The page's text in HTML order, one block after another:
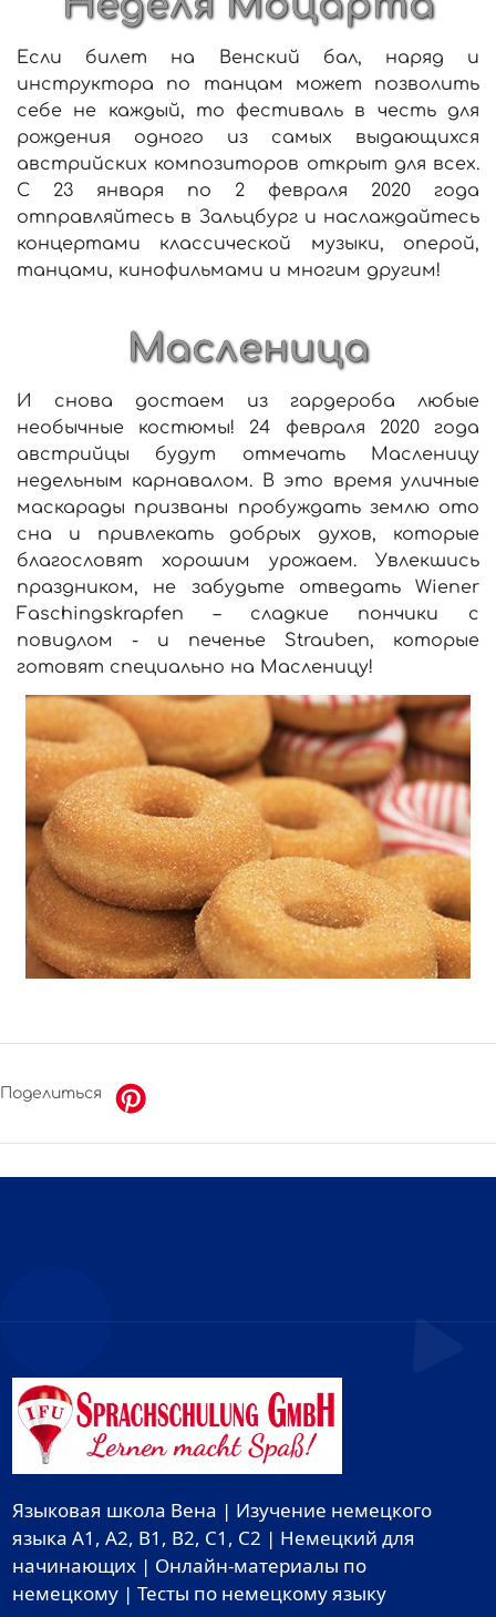
Если билет на Венский бал, наряд и
инструктора по танцам может позволить
себе не каждый, то фестиваль в честь для
рождения одного из самых выдающихся
австрийских композиторов открыт для всех.
С 23 января по 2 февраля 2020 года
отправляйтесь в Зальцбург и наслаждайтесь
концертами классической музыки, оперой,
танцами, кинофильмами и многим другим!
Масленица
И снова достаем из гардероба любые
необычные костюмы! 24 февраля 2020 года
австрийцы будут отмечать Масленицу
недельным карнавалом. В это время уличные
маскарады призваны пробуждать землю ото
сна и привлекать добрых духов, которые
благословят хорошим урожаем. Увлекшись
праздником, не забудьте отведать Wiener
Faschingskrapfen – сладкие пончики с
повидлом - и печенье Strauben, которые
готовят специально на Масленицу!
Поделиться
Языковая школа Вена | Изучение немецкого
языка A1, A2, B1, B2, C1, C2 | Немецкий для
начинающих | Онлайн-материалы по
немецкому | Тесты по немецкому языку